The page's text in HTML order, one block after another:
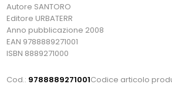
Autore SANTORO
Editore URBATERR
Anno pubblicazione 2008
EAN 9788889271001
ISBN 8889271000
Cod.: 9788889271001Codice articolo